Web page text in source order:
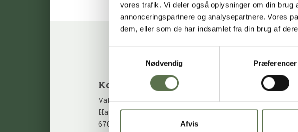
vores trafik. Vi deler også oplysninger om din
annonceringspartnere og analysepartnere. Vores
dem, eller som de har indsamlet fra din brug af
Nødvendig
Præferencer
Afvis
kontakt
Valsemøllen A/S
Havnegade 58
6700 Esbjerg, Danmark.
Valsemøllen
Nyheder